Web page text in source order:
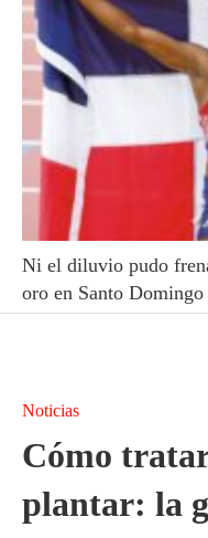
Ni el diluvio pudo
oro en Santo Domingo